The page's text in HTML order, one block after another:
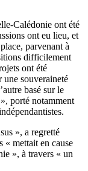
Calédonie ont été
ont eu lieu, et
parvenant à
difficilement
ont été
une souveraineté
basé sur le
porté notamment
», a regretté
mettait en cause
», à travers « un